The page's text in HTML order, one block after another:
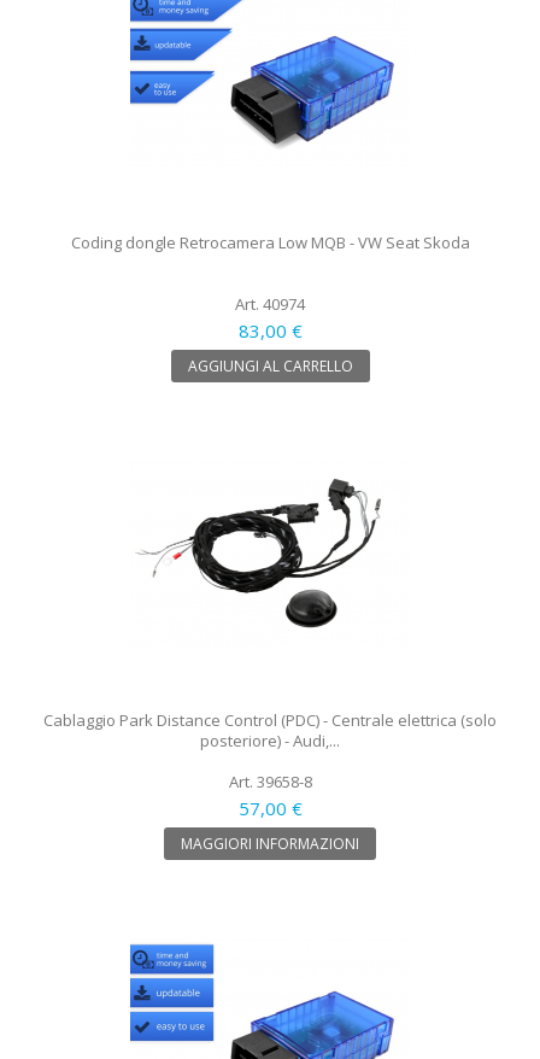
Coding dongle Retrocamera Low MQB - VW Seat Skoda
Art. 40974
83,00 €
AGGIUNGI AL CARRELLO
Cablaggio Park Distance Control (PDC) - Centrale elettrica (solo
posteriore) - Audi,...
Art. 39658-8
57,00 €
MAGGIORI INFORMAZIONI